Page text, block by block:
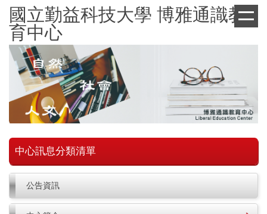
跳
到
主
要
內
國立勤益科技大學 博雅通識教
育中心
中心訊息分類清單
公告資訊